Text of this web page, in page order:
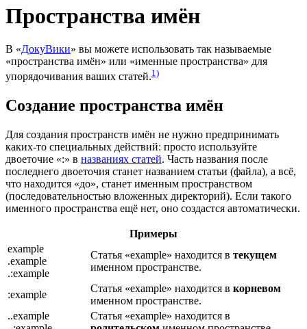
Пространства имён
В «ДокуВики» вы можете использовать так называемые
«пространства имён» или «именные пространства» для
упорядочивания ваших статей.1)
Создание пространства имён
Для создания пространств имён не нужно предпринимать
каких-то специальных действий: просто используйте
двоеточие «:» в названиях статей. Часть названия после
последнего двоеточия станет названием статьи (файла), а всё,
что находится «до», станет именным пространством
(последовательностью вложенных директорий). Если такого
именного пространства ещё нет, оно создастся автоматически.
Примеры
example
.example
.:example
Статья «example» находится в текущем
именном пространстве.
:example
Статья «example» находится в корневом
именном пространстве.
..example
Статья «example» находится в